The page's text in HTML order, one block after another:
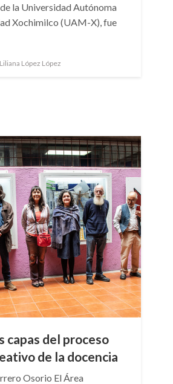
la Universidad Autónoma
Xochimilco (UAM-X), fue
López López
capas del proceso
de la docencia
Osorio El Área